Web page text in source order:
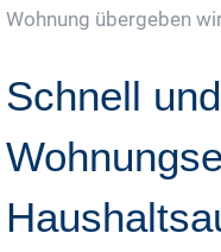
Wohnung übergeben
Schnell